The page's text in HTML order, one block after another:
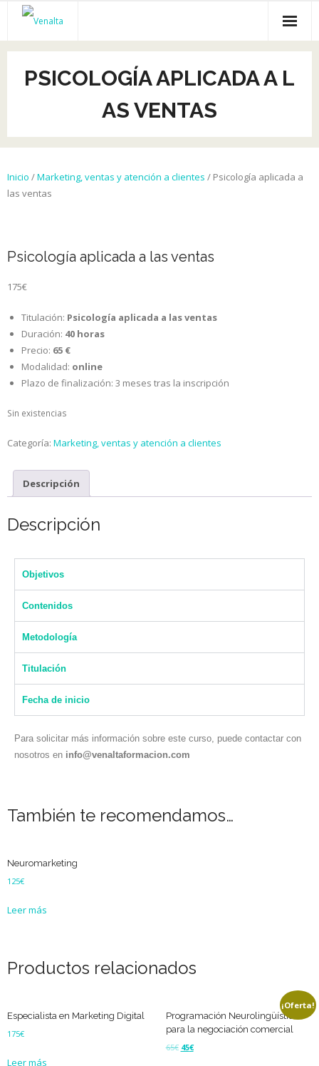
Inicio
Venalta
Empleo
Recursos gratis
PSICOLOGÍA APLICADA A L
AS VENTAS
Inicio /Marketing, ventas y atención a clientes / Psicología aplicada a
las ventas
Psicología aplicada a las ventas
175€
Titulación: Psicología aplicada a las ventas
Duración: 40 horas
Precio: 65 €
Modalidad: online
Plazo de finalización: 3 meses tras la inscripción
Sin existencias
Categoría: Marketing, ventas y atención a clientes
Descripción
Descripción
Objetivos
Contenidos
Metodología
Titulación
Fecha de inicio
Para solicitar más información sobre este curso, puede contactar con
nosotros en info@venaltaformacion.com
También te recomendamos…
Neuromarketing
125€
Leer más
Productos relacionados
Especialista en Marketing Digital
175€
Leer más
¡Oferta!
Programación Neurolingüística
para la negociación comercial
65€ 45€